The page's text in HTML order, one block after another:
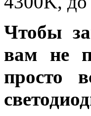
Чтобы
вам не
просто